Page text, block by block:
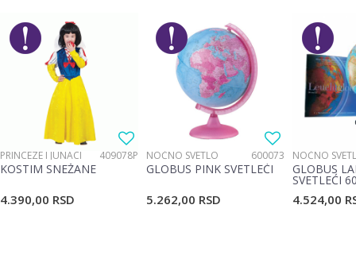
PRINCEZE I JUNACI 409078P
KOSTIM SNEŽANE
4.390,00 RSD
NOĆNO SVETLO 600073
GLOBUS PINK SVETLEĆI
5.262,00 RSD
NOĆNO
GLOBUS
SVETLEĆI
4.524,00